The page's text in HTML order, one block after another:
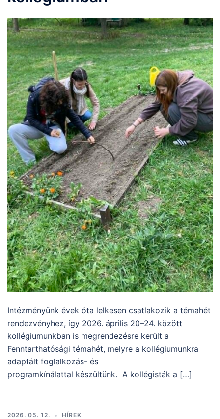
Intézményünk évek óta lelkesen csatlakozik a témahét
rendezvényhez, így 2026. április 20–24. között
kollégiumunkban is megrendezésre került a
Fenntarthatósági témahét, melyre a kollégiumunkra
adaptált foglalkozás- és
programkínálattal készültünk. A kollégisták a […]
2026. 05. 12. HÍREK